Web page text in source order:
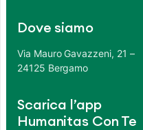
Dove siamo
Via Mauro Gavazzeni, 21 –
24125 Bergamo
Scarica l’app
Humanitas Con Te